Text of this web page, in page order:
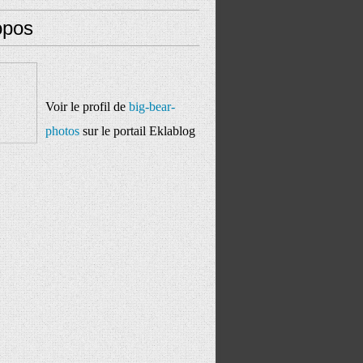
Voir le profil debig-bear-
photossur le portail Eklablog